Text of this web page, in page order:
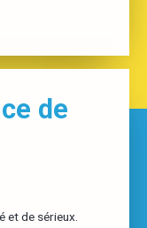
de
et de sérieux.